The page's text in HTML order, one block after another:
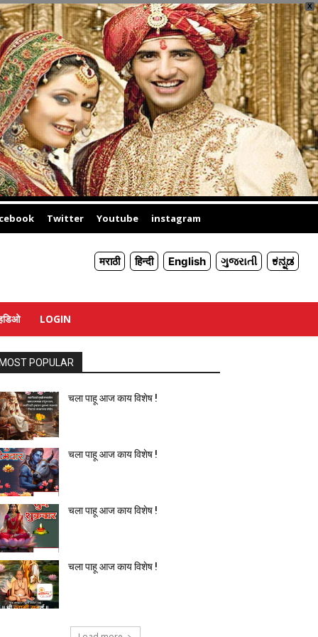
X
Twitter Youtube instagram
मराठी हिन्दी English ગુજરાતી ಕನ್ನಡ
LOGIN
MOST POPULAR
चला पाहू आज काय विशेष !
चला पाहू आज काय विशेष !
चला पाहू आज काय विशेष !
चला पाहू आज काय विशेष !